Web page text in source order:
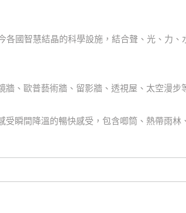
國智慧結晶的科學設施，結合聲、光、力
牆、歐普藝術牆、留影牆、透視屋、太空漫
瞬間降溫的暢快感受，包含唧筒、熱帶雨